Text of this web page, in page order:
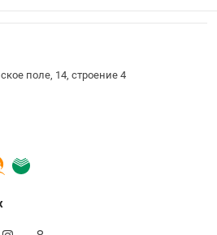
поле, 14, строение 4